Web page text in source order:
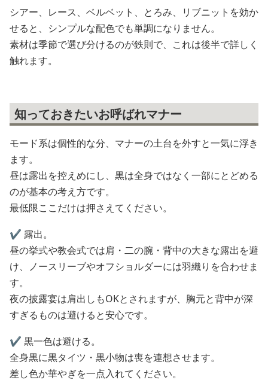
シアー、レース、ベルベット、とろみ、リブニットを効か
せると、シンプルな配色でも単調になりません。
素材は季節で選び分けるのが鉄則で、これは後半で詳しく
触れます。
知っておきたいお呼ばれマナー
モード系は個性的な分、マナーの土台を外すと一気に浮き
ます。
昼は露出を控えめにし、黒は全身ではなく一部にとどめる
のが基本の考え方です。
最低限ここだけは押さえてください。
✔️ 露出。
昼の挙式や教会式では肩・二の腕・背中の大きな露出を避
け、ノースリーブやオフショルダーには羽織りを合わせま
す。
夜の披露宴は肩出しもOKとされますが、胸元と背中が深
すぎるものは避けると安心です。
✔️ 黒一色は避ける。
全身黒に黒タイツ・黒小物は喪を連想させます。
差し色か華やぎを一点入れてください。